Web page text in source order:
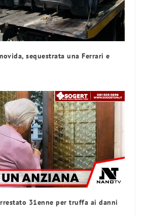
sequestrata una Ferrari e
31enne per truffa ai danni